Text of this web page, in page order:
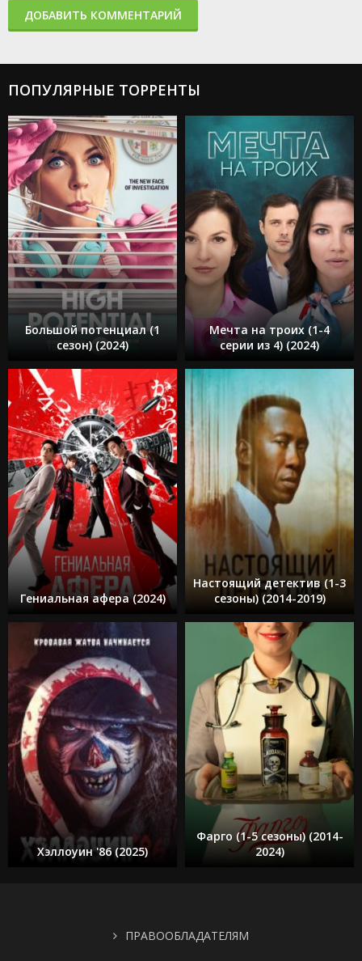
ДОБАВИТЬ КОММЕНТАРИЙ
ПОПУЛЯРНЫЕ ТОРРЕНТЫ
Большой потенциал (1
сезон) (2024)
Мечта на троих (1-4
серии из 4) (2024)
Гениальная афера (2024)
Настоящий детектив (1-3
сезоны) (2014-2019)
Хэллоуин '86 (2025)
Фарго (1-5 сезоны) (2014-
2024)
ПРАВООБЛАДАТЕЛЯМ